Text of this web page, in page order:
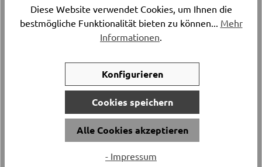
Antihaftbeschichtet, 1x Raclettespachtel, 4x
Rechaudkerze, 1x Tragbeutel
Diese Website verwendet Cookies, um Ihnen die
bestmögliche Funktionalität bieten zu können... Mehr
Informationen.
Konfigurieren
Cookies speichern
Alle Cookies akzeptieren
- Impressum